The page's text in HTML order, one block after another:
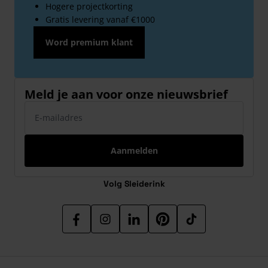
Hogere projectkorting
Gratis levering vanaf €1000
Word premium klant
Meld je aan voor onze nieuwsbrief
Aanmelden
Volg Sleiderink